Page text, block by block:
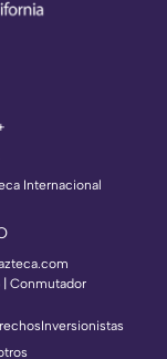
Internacional
Conmutador
Inversionistas